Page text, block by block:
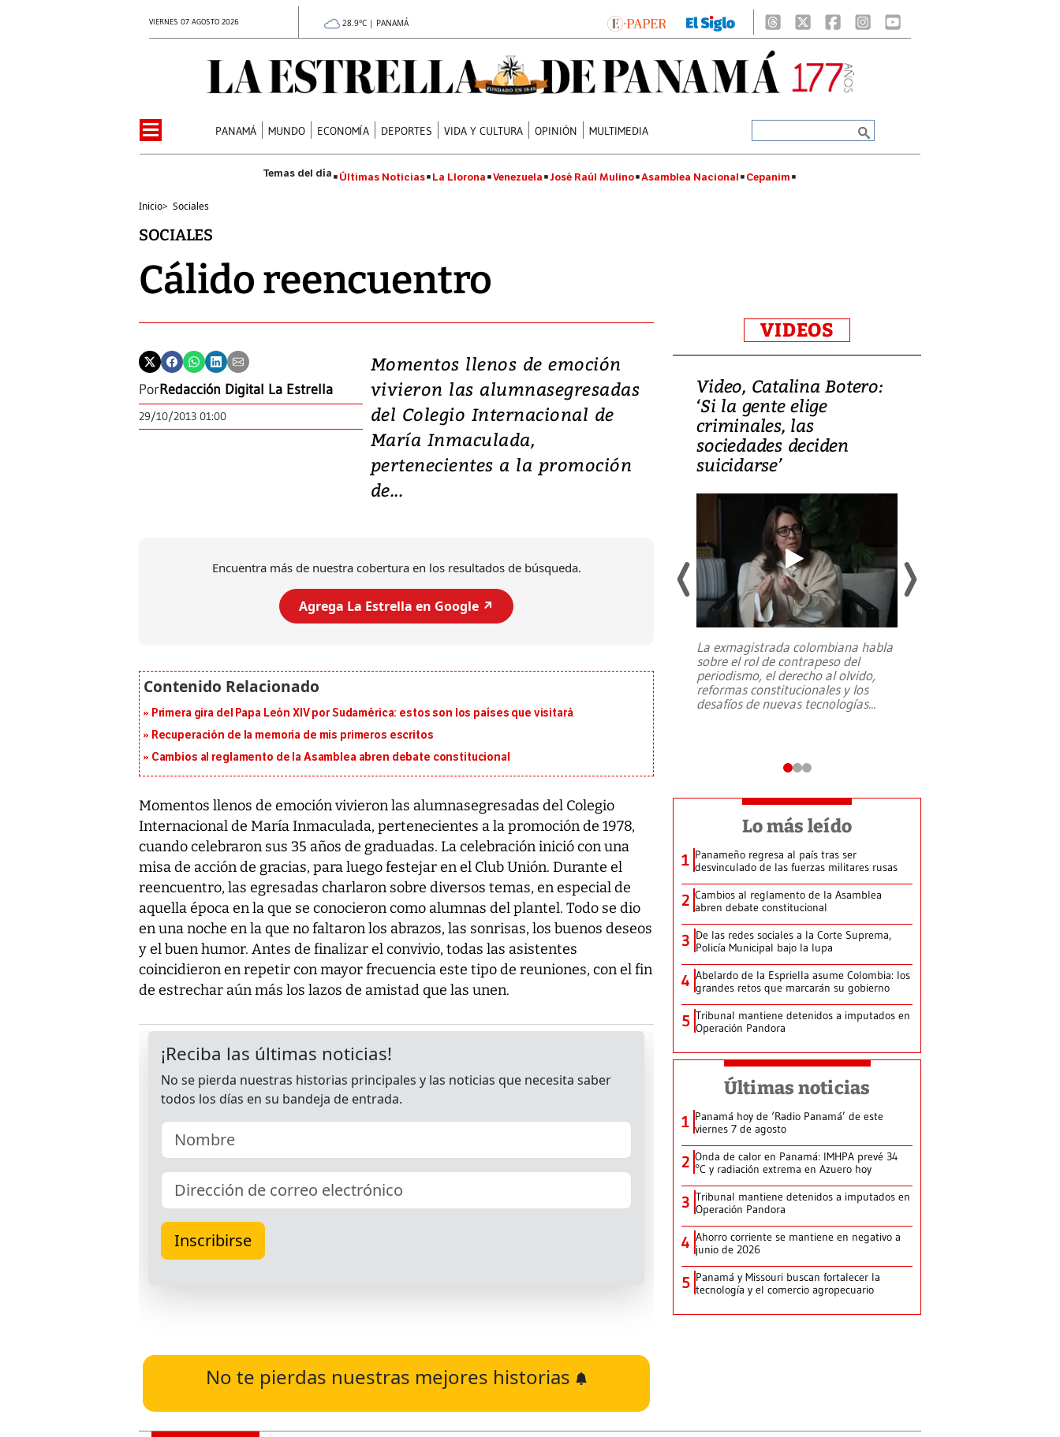
VIERNES 07 AGOSTO 2026 28.9°C | PANAMÁ
PANAMÁ MUNDO ECONOMÍA DEPORTES VIDA Y CULTURA OPINIÓN MULTIMEDIA
Últimas Noticias La Llorona Venezuela José Raúl Mulino Asamblea Nacional Cepanim
Inicio> Sociales
SOCIALES
Cálido reencuentro
PorRedacción Digital La Estrella
29/10/2013 01:00
Momentos llenos de emoción
vivieron las alumnasegresadas
del Colegio Internacional de
María Inmaculada,
pertenecientes a la promoción
de...
Encuentra más de nuestra cobertura en los resultados de búsqueda.
Agrega La Estrella en Google ↗️
Primera gira del Papa León XIV por Sudamérica: estos son los países que visitará
Recuperación de la memoria de mis primeros escritos
Cambios al reglamento de la Asamblea abren debate constitucional
Momentos llenos de emoción vivieron las alumnasegresadas del Colegio
Internacional de María Inmaculada, pertenecientes a la promoción de 1978,
cuando celebraron sus 35 años de graduadas. La celebración inició con una
misa de acción de gracias, para luego festejar en el Club Unión. Durante el
reencuentro, las egresadas charlaron sobre diversos temas, en especial de
aquella época en la que se conocieron como alumnas del plantel. Todo se dio
en una noche en la que no faltaron los abrazos, las sonrisas, los buenos deseos
y el buen humor. Antes de finalizar el convivio, todas las asistentes
coincidieron en repetir con mayor frecuencia este tipo de reuniones, con el fin
de estrechar aún más los lazos de amistad que las unen.
No te pierdas nuestras mejores historias
VIDEOS
Video, Japón: Terremoto
deja heridos y graves
daños en Kumamoto
Un fuerte terremoto de magnitud
7,1 se registró este martes 28 de
Video, Catalina Botero:
‘Si la gente elige
criminales, las
sociedades deciden
suicidarse’
La exmagistrada colombiana habla
sobre el rol de contrapeso del
periodismo, el derecho al olvido,
reformas constitucionales y los
desafíos de nuevas tecnologías...
Lo más leído
1 Panameño regresa al país tras ser
desvinculado de las fuerzas militares rusas
2 Cambios al reglamento de la Asamblea
abren debate constitucional
3 De las redes sociales a la Corte Suprema,
Policía Municipal bajo la lupa
4 Abelardo de la Espriella asume Colombia: los
grandes retos que marcarán su gobierno
5 Tribunal mantiene detenidos a imputados en
Operación Pandora
Últimas noticias
1 Panamá hoy de ‘Radio Panamá’ de este
viernes 7 de agosto
2 Onda de calor en Panamá: IMHPA prevé 34
°C y radiación extrema en Azuero hoy
3 Tribunal mantiene detenidos a imputados en
Operación Pandora
4 Ahorro corriente se mantiene en negativo a
junio de 2026
5 Panamá y Missouri buscan fortalecer la
tecnología y el comercio agropecuario